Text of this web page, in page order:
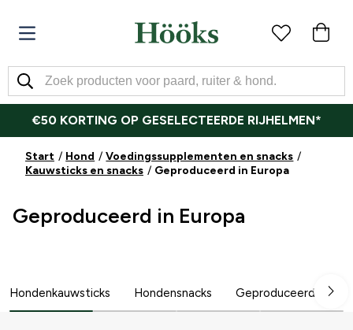
€50 KORTING OP GESELECTEERDE RIJHELMEN*
Start Hond
Voedingssupplementen en snacks
Kauwsticks en snacks
Geproduceerd in Europa
Geproduceerd in Europa
Hondenkauwsticks Hondensnacks Geproduceerd in